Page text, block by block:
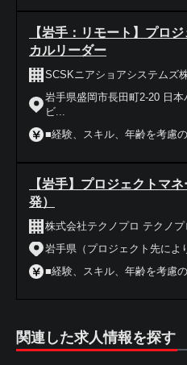
【岩手：リモート】プロ
カルリーダー
SCSKニアショアシステムズ
岩手県盛岡市長田町2-20 日
ビ...
■経験、スキル、年齢を考慮
【岩手】プロジェクトマ
発）
株式会社テクノプロ テクノ
岩手県（プロジェクト先によ
■経験、スキル、年齢を考慮
関連した求人情報を探す